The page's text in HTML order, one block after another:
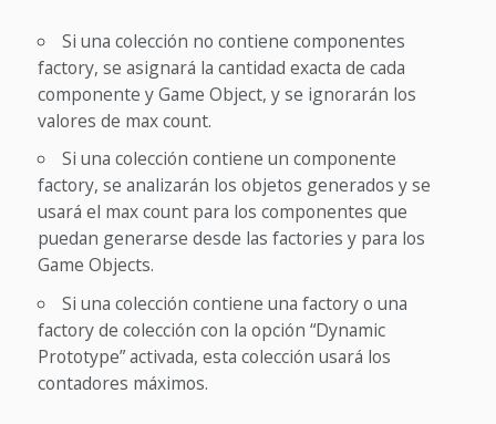
Si una colección no contiene componentes
factory, se asignará la cantidad exacta de cada
componente y Game Object, y se ignorarán los
valores de max count.
Si una colección contiene un componente
factory, se analizarán los objetos generados y se
usará el max count para los componentes que
puedan generarse desde las factories y para los
Game Objects.
Si una colección contiene una factory o una
factory de colección con la opción “Dynamic
Prototype” activada, esta colección usará los
contadores máximos.